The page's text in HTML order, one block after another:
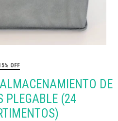
OFF
DE
PLEGABLE (24